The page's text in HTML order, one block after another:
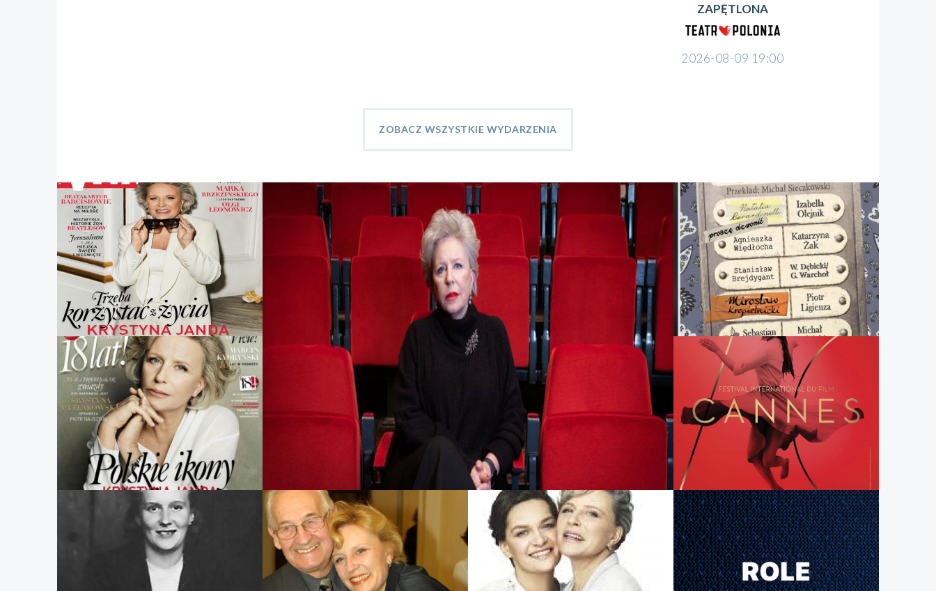
ZAPĘTLONA
2026-08-09 19:00
ZOBACZ WSZYSTKIE WYDARZENIA